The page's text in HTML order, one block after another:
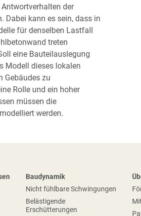
der
Dabei kann es sein, dass in
für denselben Lastfall
treten
eine Bauteilauslegung
Modell dieses lokalen
Gebäudes zu
Rolle und ein hoher
müssen die
werden.
Baudynamik
Nicht fühlbare Schwingungen
Belästigende
Erschütterungen